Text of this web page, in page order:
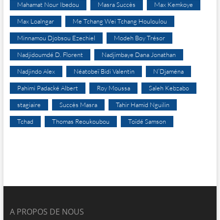
Mahamat Nour Ibedou Masra Succès Max Kemkoye
Max Loalngar Me Tchang Wei Tchang Houloulou
Minnamou Djobsou Ezechiel Modeh Boy Trésor
Nadjidoumdé D. Florent Nadjimbaye Dana Jonathan
Nadjindo Alex Néatobeï Bidi Valentin N’Djaména
Pahimi Padacké Albert Roy Moussa Saleh Kebzabo
stagiaire Succès Masra Tahir Hamid Nguilin
Tchad Thomas Reoukoubou Toïdé Samson
A PROPOS DE NOUS